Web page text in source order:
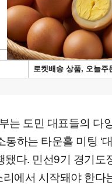
는 도민 대표들의 다
통하는 타운홀 미팅 ‘
됐다. 민선9기 경기도
에서 시작돼야 한다